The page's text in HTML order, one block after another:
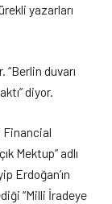
yazarları
“Berlin duvarı
diyor.
Financial
Mektup” adlı
Erdoğan’ın
“Milli İradeye